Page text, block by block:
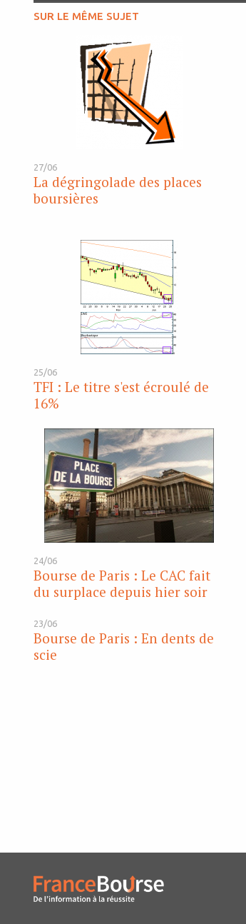
SUR LE MÊME SUJET
27/06
La dégringolade des places
boursières
25/06
TFI : Le titre s'est écroulé de
16%
24/06
Bourse de Paris : Le CAC fait
du surplace depuis hier soir
23/06
Bourse de Paris : En dents de
scie